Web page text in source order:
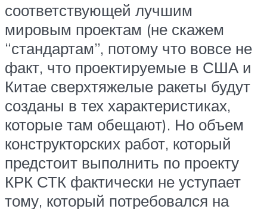
соответствующей лучшим
мировым проектам (не скажем
“стандартам”, потому что вовсе не
факт, что проектируемые в США и
Китае сверхтяжелые ракеты будут
созданы в тех характеристиках,
которые там обещают). Но объем
конструкторских работ, который
предстоит выполнить по проекту
КРК СТК фактически не уступает
тому, который потребовался на